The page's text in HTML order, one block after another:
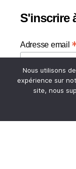
S'inscrire
Adresse email
Votre adresse
Nous utilisons
expérience sur
site, nous